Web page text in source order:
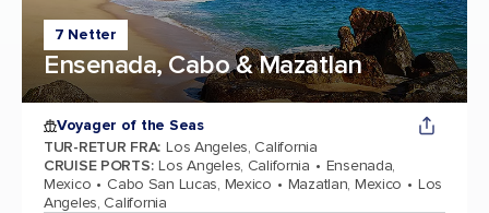
7 Netter
Ensenada, Cabo & Mazatlan
Voyager of the Seas
TUR-RETUR FRA: Los Angeles, California
CRUISE PORTS: Los Angeles, California
Ensenada,
Mexico
Cabo San Lucas, Mexico Mazatlan, Mexico
Los
Angeles, California